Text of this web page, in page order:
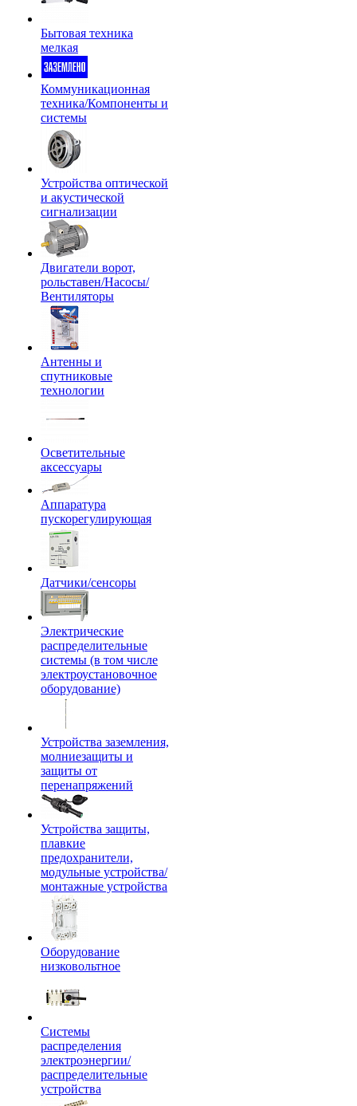
Бытовая техника
мелкая
Коммуникационная
техника/Компоненты и
системы
Устройства оптической
и акустической
сигнализации
Двигатели ворот,
рольставен/Насосы/
Вентиляторы
Антенны и
спутниковые
технологии
Осветительные
аксессуары
Аппаратура
пускорегулирующая
Датчики/сенсоры
Электрические
распределительные
системы (в том числе
электроустановочное
оборудование)
Устройства заземления,
молниезащиты и
защиты от
перенапряжений
Устройства защиты,
плавкие
предохранители,
модульные устройства/
монтажные устройства
Оборудование
низковольтное
Системы
распределения
электроэнергии/
распределительные
устройства